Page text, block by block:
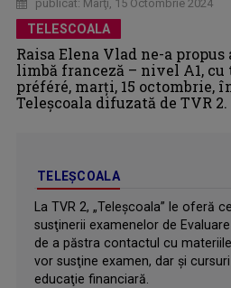
publicat: Marţi, 15 Octombrie 2024
TELESCOALA
Raisa Elena Vlad ne-a
limbă franceză – nivel A1, cu
préféré, marți, 15 octombrie,
Teleșcoala difuzată de TVR 2.
TELEȘCOALA
La TVR 2, „Teleşcoala” le oferă
susţinerii examenelor de
de a păstra contactul cu
vor susţine examen, dar şi
educaţie financiară.